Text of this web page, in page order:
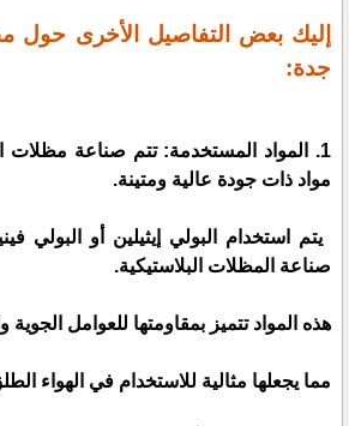
إليك بعض التفاصيل الأخرى حول
جدة:
1. المواد المستخدمة: تتم صناعة
مواد ذات جودة عالية ومتينة.
صناعة المظلات البلاستيكية.
هذه المواد تتميز بمقاومتها للعوامل الجوية
مما يجعلها مثالية للاستخدام في الهواء